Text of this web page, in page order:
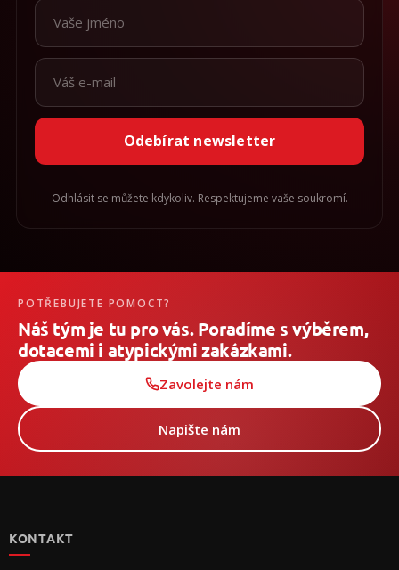
Odebírat newsletter
Odhlásit se můžete kdykoliv. Respektujeme vaše soukromí.
POTŘEBUJETE POMOCT?
Náš tým je tu pro vás. Poradíme s výběrem,
dotacemi i atypickými zakázkami.
Zavolejte nám
Napište nám
KONTAKT